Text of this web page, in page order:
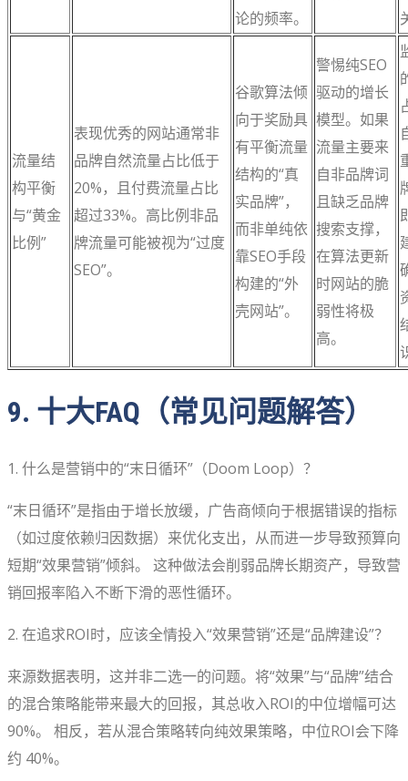
论的频率。
流量结
构平衡
与“黄金
比例”
表现优秀的网站通常非
品牌自然流量占比低于
20%，且付费流量占比
超过33%。高比例非品
牌流量可能被视为“过度
SEO”。
谷歌算法倾
向于奖励具
有平衡流量
结构的“真
实品牌”，
而非单纯依
靠SEO手段
构建的“外
壳网站”。
警惕纯SEO
驱动的增长
模型。如果
流量主要来
自非品牌词
且缺乏品牌
搜索支撑，
在算法更新
时网站的脆
弱性将极
高。
9. 十大FAQ（常见问题解答）
1. 什么是营销中的“末日循环”（Doom Loop）？
“末日循环”是指由于增长放缓，广告商倾向于根据错误的指标
（如过度依赖归因数据）来优化支出，从而进一步导致预算向
短期“效果营销”倾斜。 这种做法会削弱品牌长期资产，导致营
销回报率陷入不断下滑的恶性循环。
2. 在追求ROI时，应该全情投入“效果营销”还是“品牌建设”？
来源数据表明，这并非二选一的问题。将“效果”与“品牌”结合
的混合策略能带来最大的回报，其总收入ROI的中位增幅可达
90%。 相反，若从混合策略转向纯效果策略，中位ROI会下降
约 40%。